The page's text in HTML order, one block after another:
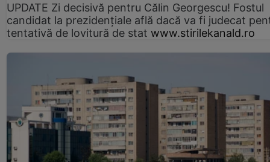
UPDATE Zi decisivă pentru Călin Georgescu! Fostul
candidat la prezidențiale află dacă va fi judecat
tentativă de lovitură de stat www.stirilekanald.ro